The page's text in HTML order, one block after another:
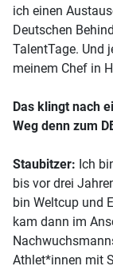
ich einen
Deutschen
TalentTage. Und
meinem Chef in
Das klingt nach
Weg denn zum
Staubitzer: Ich
bis vor drei
bin Weltcup und
kam dann im
Athlet*innen mit